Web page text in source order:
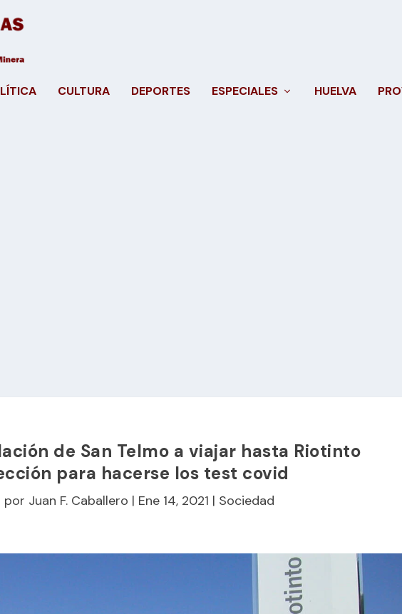
CULTURA DEPORTES ESPECIALES HUELVA
de San Telmo a viajar hasta Riotinto
para hacerse los test covid
por Juan F. Caballero | Ene 14, 2021 | Sociedad